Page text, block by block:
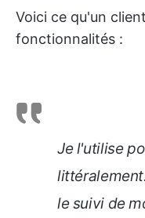
Voici ce qu'un
fonctionnalités :
Je l'utilise
le suivi de